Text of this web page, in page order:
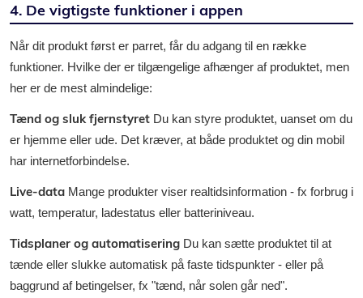
4. De vigtigste funktioner i appen
Når dit produkt først er parret, får du adgang til en række
funktioner. Hvilke der er tilgængelige afhænger af produktet, men
her er de mest almindelige:
Tænd og sluk fjernstyret Du kan styre produktet, uanset om du
er hjemme eller ude. Det kræver, at både produktet og din mobil
har internetforbindelse.
Live-data Mange produkter viser realtidsinformation - fx forbrug i
watt, temperatur, ladestatus eller batteriniveau.
Tidsplaner og automatisering Du kan sætte produktet til at
tænde eller slukke automatisk på faste tidspunkter - eller på
baggrund af betingelser, fx "tænd, når solen går ned".